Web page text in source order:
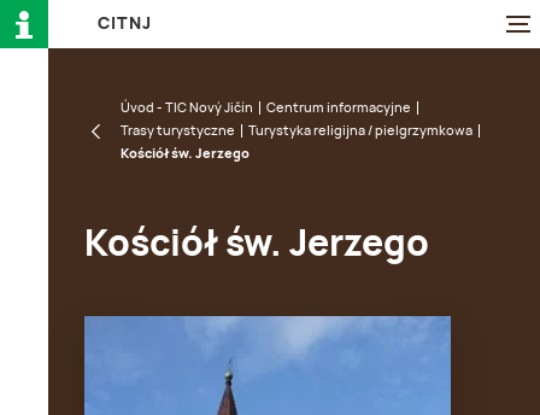
CI TN J
Úvod - TIC Nový Jičín
Centrum informacyjne
Trasy turystyczne
Turystyka religijna / pielgrzymkowa
Kościół św. Jerzego
Kościół św. Jerzego